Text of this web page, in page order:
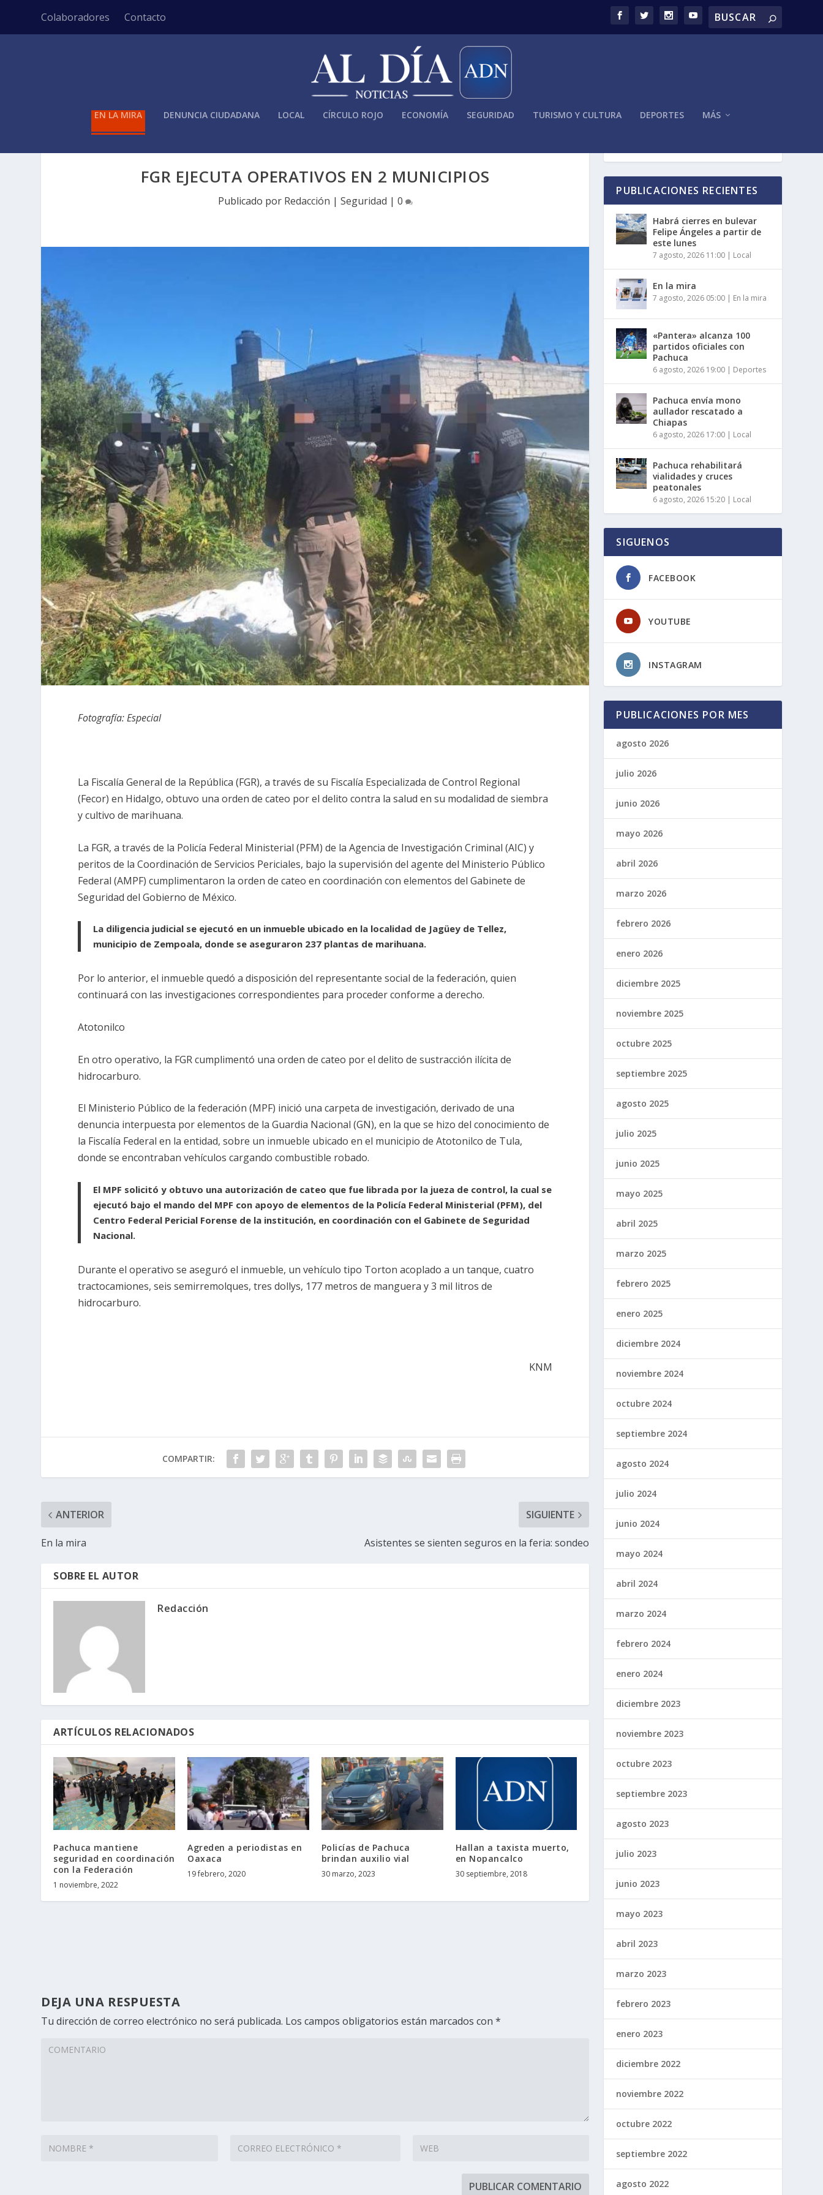
Colaboradores Contacto
EN LA MIRA DENUNCIA CIUDADANA LOCAL CÍRCULO ROJO ECONOMÍA SEGURIDAD TURISMO Y CULTURA DEPORTES MÁS
FGR EJECUTA OPERATIVOS EN 2 MUNICIPIOS
Publicado por Redacción | Seguridad | 0
Fotografía: Especial
La Fiscalía General de la República (FGR), a través de su Fiscalía Especializada de Control Regional
(Fecor) en Hidalgo, obtuvo una orden de cateo por el delito contra la salud en su modalidad de siembra
y cultivo de marihuana.
La FGR, a través de la Policía Federal Ministerial (PFM) de la Agencia de Investigación Criminal (AIC) y
peritos de la Coordinación de Servicios Periciales, bajo la supervisión del agente del Ministerio Público
Federal (AMPF) cumplimentaron la orden de cateo en coordinación con elementos del Gabinete de
Seguridad del Gobierno de México.
La diligencia judicial se ejecutó en un inmueble ubicado en la localidad de Jagüey de Tellez,
municipio de Zempoala, donde se aseguraron 237 plantas de marihuana.
Por lo anterior, el inmueble quedó a disposición del representante social de la federación, quien
continuará con las investigaciones correspondientes para proceder conforme a derecho.
Atotonilco
En otro operativo, la FGR cumplimentó una orden de cateo por el delito de sustracción ilícita de
hidrocarburo.
El Ministerio Público de la federación (MPF) inició una carpeta de investigación, derivado de una
denuncia interpuesta por elementos de la Guardia Nacional (GN), en la que se hizo del conocimiento de
la Fiscalía Federal en la entidad, sobre un inmueble ubicado en el municipio de Atotonilco de Tula,
donde se encontraban vehículos cargando combustible robado.
El MPF solicitó y obtuvo una autorización de cateo que fue librada por la jueza de control, la cual se
ejecutó bajo el mando del MPF con apoyo de elementos de la Policía Federal Ministerial (PFM), del
Centro Federal Pericial Forense de la institución, en coordinación con el Gabinete de Seguridad
Nacional.
Durante el operativo se aseguró el inmueble, un vehículo tipo Torton acoplado a un tanque, cuatro
tractocamiones, seis semirremolques, tres dollys, 177 metros de manguera y 3 mil litros de
hidrocarburo.
KNM
COMPARTIR:
ANTERIOR
En la mira
SIGUIENTE
Asistentes se sienten seguros en la feria: sondeo
SOBRE EL AUTOR
Redacción
ARTÍCULOS RELACIONADOS
Pachuca mantiene
seguridad en coordinación
con la Federación
1 noviembre, 2022
Agreden a periodistas en
Oaxaca
19 febrero, 2020
Policías de Pachuca
brindan auxilio vial
30 marzo, 2023
Hallan a taxista muerto,
en Nopancalco
30 septiembre, 2018
DEJA UNA RESPUESTA
Tu dirección de correo electrónico no será publicada. Los campos obligatorios están marcados con*
PUBLICACIONES RECIENTES
Habrá cierres en bulevar
Felipe Ángeles a partir de
este lunes
7 agosto, 2026 11:00 | Local
En la mira
7 agosto, 2026 05:00 | En la mira
«Pantera» alcanza 100
partidos oficiales con
Pachuca
6 agosto, 2026 19:00 | Deportes
Pachuca envía mono
aullador rescatado a
Chiapas
6 agosto, 2026 17:00 | Local
Pachuca rehabilitará
vialidades y cruces
peatonales
6 agosto, 2026 15:20 | Local
SIGUENOS
FACEBOOK
YOUTUBE
INSTAGRAM
PUBLICACIONES POR MES
agosto 2026
julio 2026
junio 2026
mayo 2026
abril 2026
marzo 2026
febrero 2026
enero 2026
diciembre 2025
noviembre 2025
octubre 2025
septiembre 2025
agosto 2025
julio 2025
junio 2025
mayo 2025
abril 2025
marzo 2025
febrero 2025
enero 2025
diciembre 2024
noviembre 2024
octubre 2024
septiembre 2024
agosto 2024
julio 2024
junio 2024
mayo 2024
abril 2024
marzo 2024
febrero 2024
enero 2024
diciembre 2023
noviembre 2023
octubre 2023
septiembre 2023
agosto 2023
julio 2023
junio 2023
mayo 2023
abril 2023
marzo 2023
febrero 2023
enero 2023
diciembre 2022
noviembre 2022
octubre 2022
septiembre 2022
agosto 2022